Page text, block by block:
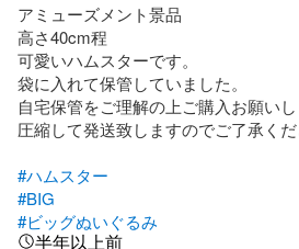
アミューズメント景品
高さ40cm程
可愛いハムスターです。
袋に入れて保管していました。
自宅保管をご理解の上ご購入お願いし
圧縮して発送致しますのでご了承くだ
#ハムスター
#BIG
#ビッグぬいぐるみ
半年以上前